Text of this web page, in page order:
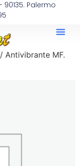
Palermo
/ Antivibrante MF.